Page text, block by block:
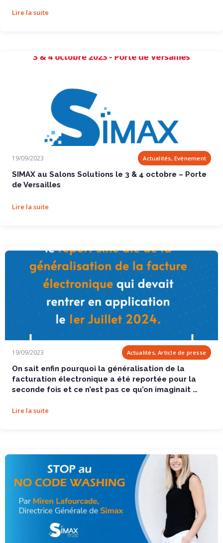
Lire la suite
19/09/2023 Actualités, Evénement
SIMAX au Salons Solutions le 3 & 4 octobre – Porte
de Versailles
Lire la suite
On sait enfin pourquoi la généralisation de la...
19/09/2023 Actualités, Article de presse
On sait enfin pourquoi la généralisation de la
facturation électronique a été reportée pour la
seconde fois et ce n’est pas ce qu’on imaginait …
Lire la suite